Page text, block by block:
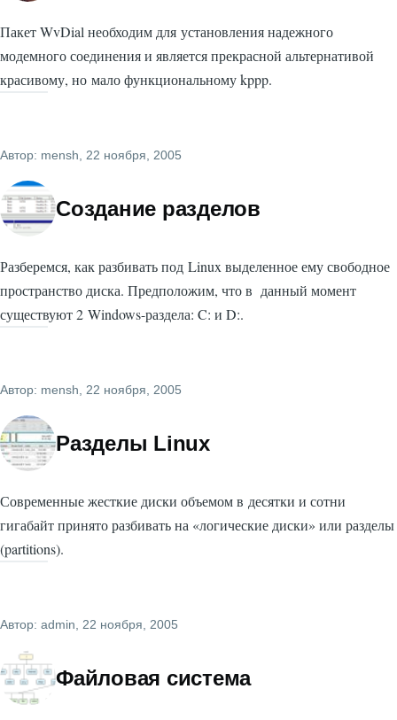
Пакет WvDial необходим для установления надежного
модемного соединения и является прекрасной альтернативой
красивому, но мало функциональному kppp.
Автор: mensh , 22 ноября, 2005
Создание разделов
Разберемся, как разбивать под Linux выделенное ему свободное
пространство диска. Предположим, что в данный момент
существуют 2 Windows-раздела: C: и D:.
Автор: mensh , 22 ноября, 2005
Разделы Linux
Современные жесткие диски объемом в десятки и сотни
гигабайт принято разбивать на «логические диски» или разделы
(partitions).
Автор: admin , 22 ноября, 2005
Файловая система